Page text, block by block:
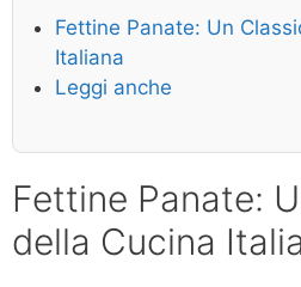
Fettine Panate: Un
Italiana
Leggi anche
Fettine Panate:
della Cucina